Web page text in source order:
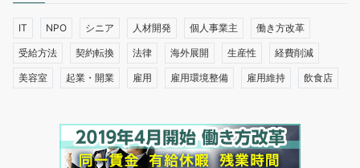
IT NPO シニア 人材開発 個人事業主 働き方改革
受給方法 契約転換 法律 海外展開 生産性 経費削減
美容室 起業・開業 雇用 雇用環境整備 雇用維持 飲食店